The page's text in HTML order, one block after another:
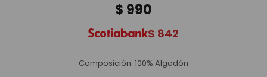
$ 990
$ 842
Composición: 100% Algodón